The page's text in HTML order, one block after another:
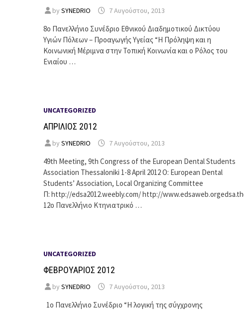
by SYNEDRIO 7 Αυγούστου, 2013
8ο Πανελλήνιο Συνέδριο Εθνικού Διαδημοτικού Δικτύου
Υγιών Πόλεων – Προαγωγής Υγείας “Η Πρόληψη και η
Κοινωνική Μέριμνα στην Τοπική Κοινωνία και ο Ρόλος του
Ενιαίου …
UNCATEGORIZED
ΑΠΡΙΛΙΟΣ 2012
by SYNEDRIO 7 Αυγούστου, 2013
49th Meeting, 9th Congress of the European Dental Students
Association Thessaloniki 1-8 April 2012 Ο: European Dental
Students’ Association, Local Organizing Committee
Π: http://edsa2012.weebly.com/ http://
12ο Πανελλήνιο Κτηνιατρικό …
UNCATEGORIZED
ΦΕΒΡΟΥΑΡΙΟΣ 2012
by SYNEDRIO 7 Αυγούστου, 2013
1ο Πανελλήνιο Συνέδριο “Η λογική της σύγχρονης